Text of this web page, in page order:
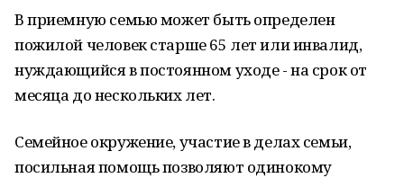
В приемную семью может быть определен
пожилой человек старше 65 лет или инвалид,
нуждающийся в постоянном уходе - на срок от
месяца до нескольких лет.
Семейное окружение, участие в делах семьи,
посильная помощь позволяют одинокому